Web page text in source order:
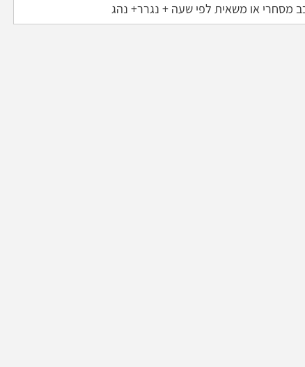
מסחרי או משאית לפי שעה + נגרר+ נהג